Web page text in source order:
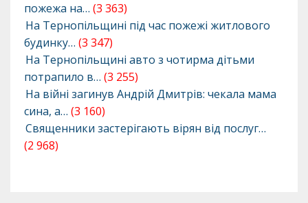
пожежа на… (3 363)
На Тернопільщині під час пожежі житлового
будинку… (3 347)
На Тернопільщині авто з чотирма дітьми
потрапило в… (3 255)
На війні загинув Андрій Дмитрів: чекала мама
сина, а… (3 160)
Священники застерігають вірян від послуг…
(2 968)